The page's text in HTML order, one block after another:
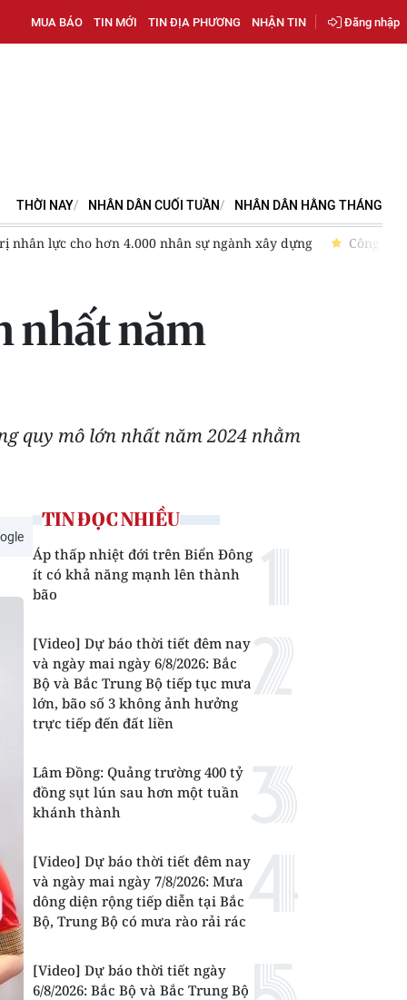
MUA BÁO TIN MỚI TIN ĐỊA PHƯƠNG NHẬN TIN Đăng nhập
THỜI NAY NHÂN DÂN CUỐI TUẦN NHÂN DÂN HẰNG THÁNG
Nam: Những dấu chân kiến tạo và khát vọng vươn mình
nhất năm
quy mô lớn nhất năm 2024 nhằm
TIN ĐỌC NHIỀU
Áp thấp nhiệt đới trên Biển Đông
ít có khả năng mạnh lên thành
bão
[Video] Dự báo thời tiết đêm nay
và ngày mai ngày 6/8/2026: Bắc
Bộ và Bắc Trung Bộ tiếp tục mưa
lớn, bão số 3 không ảnh hưởng
trực tiếp đến đất liền
Lâm Đồng: Quảng trường 400 tỷ
đồng sụt lún sau hơn một tuần
khánh thành
[Video] Dự báo thời tiết đêm nay
và ngày mai ngày 7/8/2026: Mưa
dông diện rộng tiếp diễn tại Bắc
Bộ, Trung Bộ có mưa rào rải rác
[Video] Dự báo thời tiết ngày
6/8/2026: Bắc Bộ và Bắc Trung Bộ